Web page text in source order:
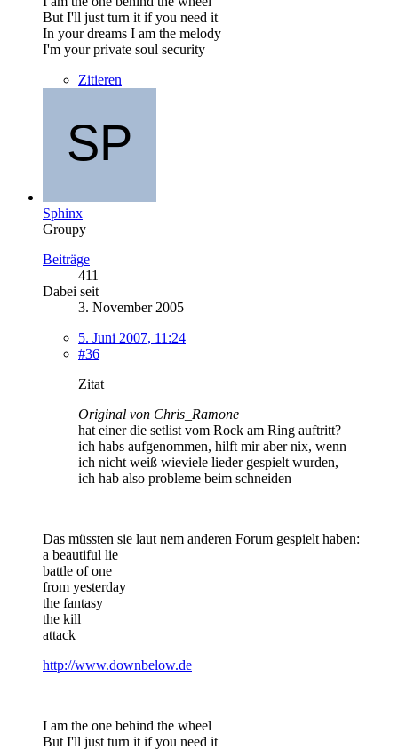
But I'll just turn it if you need it
In your dreams I am the melody
I'm your private soul security
Zitieren
Sphinx
Groupy
Beiträge
411
Dabei seit
3. November 2005
5. Juni 2007, 11:24
#36
Zitat
Original von Chris_Ramone
hat einer die setlist vom Rock am Ring auftritt?
ich habs aufgenommen, hilft mir aber nix, wenn
ich nicht weiß wieviele lieder gespielt wurden,
ich hab also probleme beim schneiden
Das müssten sie laut nem anderen Forum gespielt haben:
a beautiful lie
battle of one
from yesterday
the fantasy
the kill
attack
http://www.downbelow.de
I am the one behind the wheel
But I'll just turn it if you need it